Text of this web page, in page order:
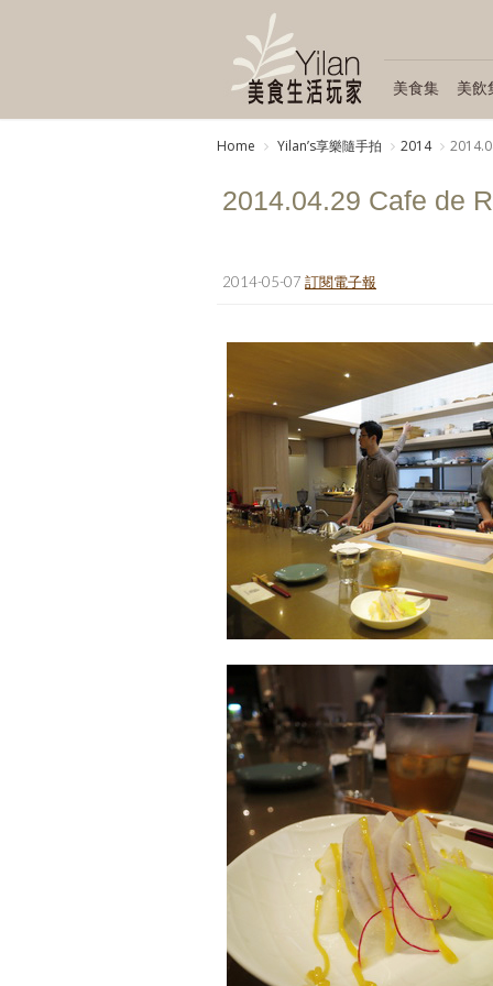
美食集 美飲
Home Yilanʼs享樂隨手拍 2014
2014.04.29 Cafe de
2014-05-07 訂閱電子報